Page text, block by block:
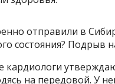
отправили в
состояния? Подрыв
кардиологи
на передовой. У